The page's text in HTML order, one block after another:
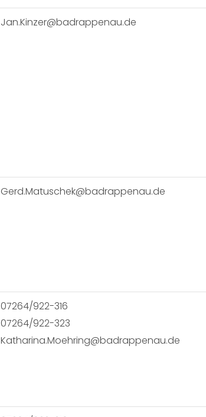
Jan.Kinzer@badrappenau.de
Gerd.Matuschek@badrappenau.de
07264/922-316
07264/922-323
Katharina.Moehring@badrappenau.de